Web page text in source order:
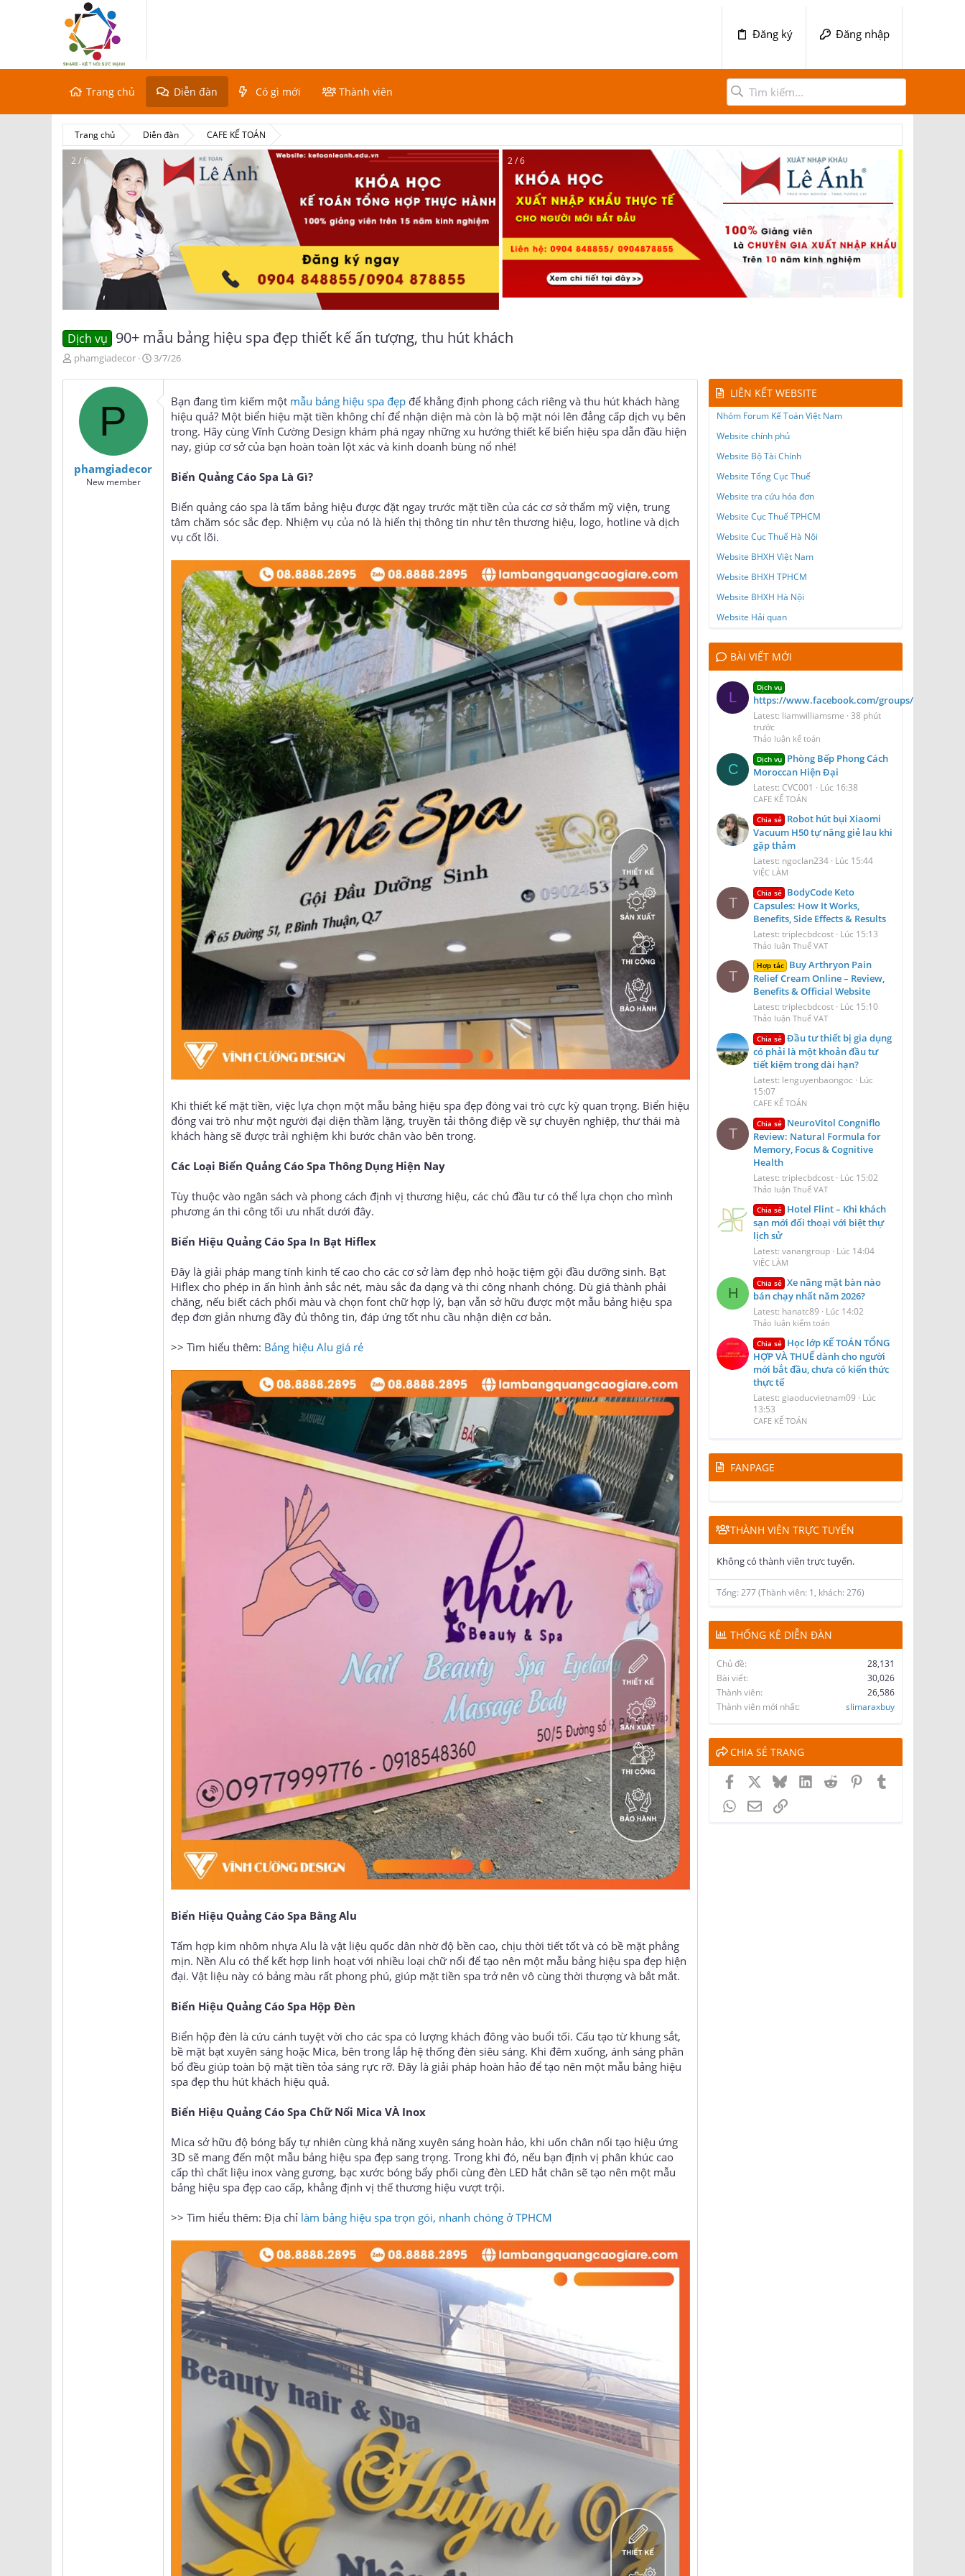
Đăng ký Đăng nhập
Trang chủ Diễn đàn Có gì mới Thành viên
Trang chủ Diễn đàn CAFE KẾ TOÁN
2 / 6 2 / 6
Dịch vụ 90+ mẫu bảng hiệu spa đẹp thiết kế ấn tượng, thu hút khách
T
r
r
phamgiadecor
N
à
3/7/26
P
phamgiadecor
New member
Bạn đang tìm kiếm một mẫu bảng hiệu spa đẹp để khẳng định phong cách riêng và thu hút khách hàng
hiệu quả? Một biển hiệu mặt tiền không chỉ để nhận diện mà còn là bộ mặt nói lên đẳng cấp dịch vụ bên
trong. Hãy cùng Vĩnh Cường Design khám phá ngay những xu hướng thiết kế biển hiệu spa dẫn đầu hiện
nay, giúp cơ sở của bạn hoàn toàn lột xác và kinh doanh bùng nổ nhé!
Biển Quảng Cáo Spa Là Gì?
Biển quảng cáo spa là tấm bảng hiệu được đặt ngay trước mặt tiền của các cơ sở thẩm mỹ viện, trung
tâm chăm sóc sắc đẹp. Nhiệm vụ của nó là hiển thị thông tin như tên thương hiệu, logo, hotline và dịch
vụ cốt lõi.
Khi thiết kế mặt tiền, việc lựa chọn một mẫu bảng hiệu spa đẹp đóng vai trò cực kỳ quan trọng. Biển hiệu
đóng vai trò như một người đại diện thầm lặng, truyền tải thông điệp về sự chuyên nghiệp, thư thái mà
khách hàng sẽ được trải nghiệm khi bước chân vào bên trong.
Các Loại Biển Quảng Cáo Spa Thông Dụng Hiện Nay
Tùy thuộc vào ngân sách và phong cách định vị thương hiệu, các chủ đầu tư có thể lựa chọn cho mình
phương án thi công tối ưu nhất dưới đây.
Biển Hiệu Quảng Cáo Spa In Bạt Hiflex
Đây là giải pháp mang tính kinh tế cao cho các cơ sở làm đẹp nhỏ hoặc tiệm gội đầu dưỡng sinh. Bạt
Hiflex cho phép in ấn hình ảnh sắc nét, màu sắc đa dạng và thi công nhanh chóng. Dù giá thành phải
chăng, nếu biết cách phối màu và chọn font chữ hợp lý, bạn vẫn sở hữu được một mẫu bảng hiệu spa
đẹp đơn giản nhưng đầy đủ thông tin, đáp ứng tốt nhu cầu nhận diện cơ bản.
>> Tìm hiểu thêm: Bảng hiệu Alu giá rẻ
Biển Hiệu Quảng Cáo Spa Bằng Alu
Tấm hợp kim nhôm nhựa Alu là vật liệu quốc dân nhờ độ bền cao, chịu thời tiết tốt và có bề mặt phẳng
mịn. Nền Alu có thể kết hợp linh hoạt với nhiều loại chữ nổi để tạo nên một mẫu bảng hiệu spa đẹp hiện
đại. Vật liệu này có bảng màu rất phong phú, giúp mặt tiền spa trở nên vô cùng thời thượng và bắt mắt.
Biển Hiệu Quảng Cáo Spa Hộp Đèn
Biển hộp đèn là cứu cánh tuyệt vời cho các spa có lượng khách đông vào buổi tối. Cấu tạo từ khung sắt,
bề mặt bạt xuyên sáng hoặc Mica, bên trong lắp hệ thống đèn siêu sáng. Khi đêm xuống, ánh sáng phân
bổ đều giúp toàn bộ mặt tiền tỏa sáng rực rỡ. Đây là giải pháp hoàn hảo để tạo nên một mẫu bảng hiệu
spa đẹp thu hút khách hiệu quả.
Biển Hiệu Quảng Cáo Spa Chữ Nổi Mica VÀ Inox
Mica sở hữu độ bóng bẩy tự nhiên cùng khả năng xuyên sáng hoàn hảo, khi uốn chân nổi tạo hiệu ứng
3D sẽ mang đến một mẫu bảng hiệu spa đẹp sang trọng. Trong khi đó, nếu bạn định vị phân khúc cao
cấp thì chất liệu inox vàng gương, bạc xước bóng bẩy phối cùng đèn LED hắt chân sẽ tạo nên một mẫu
bảng hiệu spa đẹp cao cấp, khẳng định vị thế thương hiệu vượt trội.
>> Tìm hiểu thêm: Địa chỉ làm bảng hiệu spa trọn gói, nhanh chóng ở TPHCM
LIÊN KẾT WEBSITE
Nhóm Forum Kế Toán Việt Nam
Website chính phủ
Website Bộ Tài Chính
Website Tổng Cục Thuế
Website tra cứu hóa đơn
Website Cục Thuế TPHCM
Website Cục Thuế Hà Nội
Website BHXH Việt Nam
Website BHXH TPHCM
Website BHXH Hà Nội
Website Hải quan
BÀI VIẾT MỚI
L
Dịch vụ
https://www.facebook.com/groups/
Latest: liamwilliamsme 38 phút
trước
Thảo luận kế toán
C
Dịch vụ Phòng Bếp Phong Cách
Moroccan Hiện Đại
Latest: CVC001 Lúc 16:38
CAFE KẾ TOÁN
Chia sẻ Robot hút bụi Xiaomi
Vacuum H50 tự nâng giẻ lau khi
gặp thảm
Latest: ngoclan234 Lúc 15:44
VIỆC LÀM
T
Chia sẻ BodyCode Keto
Capsules: How It Works,
Benefits, Side Effects & Results
Latest: triplecbdcost Lúc 15:13
Thảo luận Thuế VAT
T
Hợp tác Buy Arthryon Pain
Relief Cream Online – Review,
Benefits & Official Website
Latest: triplecbdcost Lúc 15:10
Thảo luận Thuế VAT
Chia sẻ Đầu tư thiết bị gia dụng
có phải là một khoản đầu tư
tiết kiệm trong dài hạn?
Latest: lenguyenbaongoc
Lúc
15:07
CAFE KẾ TOÁN
T
Chia sẻ NeuroVitol Congniflo
Review: Natural Formula for
Memory, Focus & Cognitive
Health
Latest: triplecbdcost Lúc 15:02
Thảo luận Thuế VAT
Chia sẻ Hotel Flint – Khi khách
sạn mới đối thoại với biệt thự
lịch sử
Latest: vanangroup Lúc 14:04
VIỆC LÀM
H
Chia sẻ Xe nâng mặt bàn nào
bán chạy nhất năm 2026?
Latest: hanatc89 Lúc 14:02
Thảo luận kiểm toán
Chia sẻ Học lớp KẾ TOÁN TỔNG
HỢP VÀ THUẾ dành cho người
mới bắt đầu, chưa có kiến thức
thực tế
Latest: giaoducvietnam09
Lúc
13:53
CAFE KẾ TOÁN
FANPAGE
THÀNH VIÊN TRỰC TUYẾN
Không có thành viên trực tuyến.
Tổng: 277 (Thành viên: 1, khách: 276)
THỐNG KÊ DIỄN ĐÀN
Chủ đề
28,131
Bài viết
30,026
Thành viên
26,586
Thành viên mới nhất
slimaraxbuy
CHIA SẺ TRANG
Facebook BlueskyLinkedInReddit Pinterest
WhatsApp
EmailLink